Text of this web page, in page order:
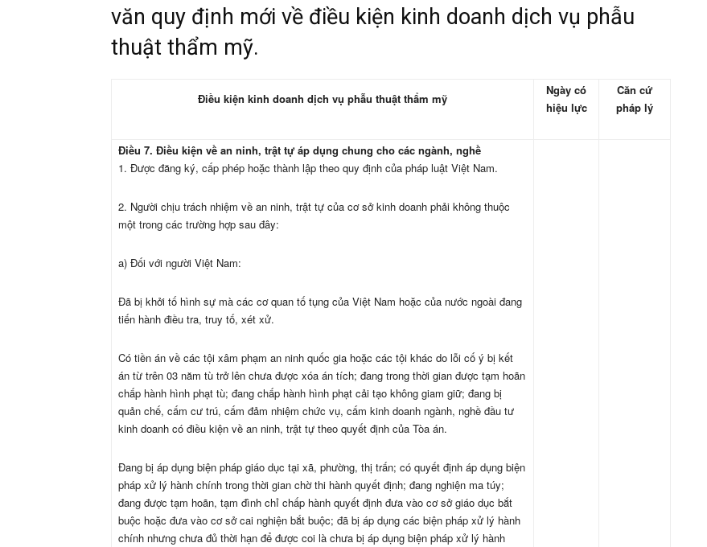
văn quy định mới về điều kiện kinh doanh dịch vụ phẫu
thuật thẩm mỹ.
Điều kiện kinh doanh dịch vụ phẫu thuật thẩm mỹ
Ngày có
hiệu lực
Căn cứ
pháp lý
Điều 7. Điều kiện về an ninh, trật tự áp dụng chung cho các ngành, nghề
1. Được đăng ký, cấp phép hoặc thành lập theo quy định của pháp luật Việt Nam.
2. Người chịu trách nhiệm về an ninh, trật tự của cơ sở kinh doanh phải không thuộc
một trong các trường hợp sau đây:
a) Đối với người Việt Nam:
Đã bị khởi tố hình sự mà các cơ quan tố tụng của Việt Nam hoặc của nước ngoài đang
tiến hành điều tra, truy tố, xét xử.
Có tiền án về các tội xâm phạm an ninh quốc gia hoặc các tội khác do lỗi cố ý bị kết
án từ trên 03 năm tù trở lên chưa được xóa án tích; đang trong thời gian được tạm hoãn
chấp hành hình phạt tù; đang chấp hành hình phạt cải tạo không giam giữ; đang bị
quản chế, cấm cư trú, cấm đảm nhiệm chức vụ, cấm kinh doanh ngành, nghề đầu tư
kinh doanh có điều kiện về an ninh, trật tự theo quyết định của Tòa án.
Đang bị áp dụng biện pháp giáo dục tại xã, phường, thị trấn; có quyết định áp dụng biện
pháp xử lý hành chính trong thời gian chờ thi hành quyết định; đang nghiện ma túy;
đang được tạm hoãn, tạm đình chỉ chấp hành quyết định đưa vào cơ sở giáo dục bắt
buộc hoặc đưa vào cơ sở cai nghiện bắt buộc; đã bị áp dụng các biện pháp xử lý hành
chính nhưng chưa đủ thời hạn để được coi là chưa bị áp dụng biện pháp xử lý hành